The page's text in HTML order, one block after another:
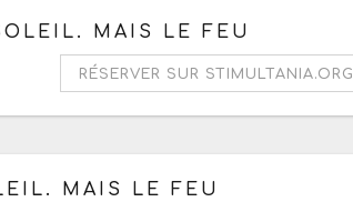
14h
MAIS LE FEU
RÉSERVER SUR STIMULTANIA.ORG
10h MAIS LE FEU